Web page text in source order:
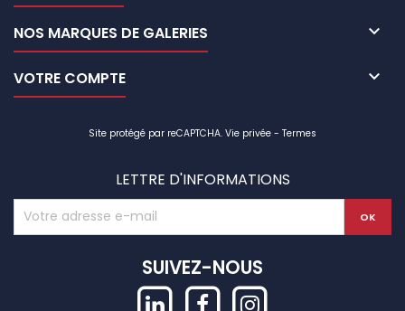
NOS MARQUES DE GALERIES 
VOTRE COMPTE 
Site protégé par reCAPTCHA. Vie privée - Termes
LETTRE D'INFORMATIONS
SUIVEZ-NOUS